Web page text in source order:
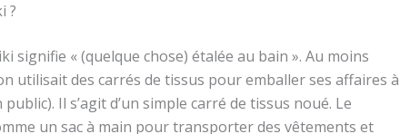
?
signifie « (quelque chose) étalée au bain ». Au moins
utilisait des carrés de tissus pour emballer ses affaires à
Il s’agit d’un simple carré de tissus noué. Le
un sac à main pour transporter des vêtements et